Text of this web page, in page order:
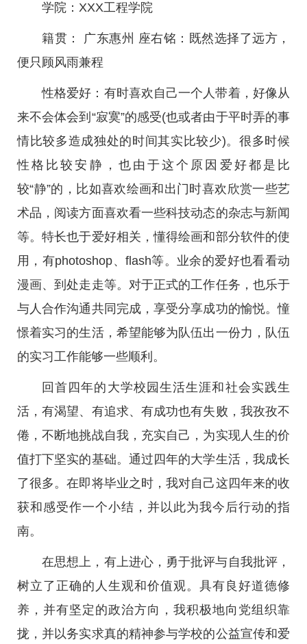
学院：XXX工程学院
籍贯： 广东惠州 座右铭：既然选择了远方，
便只顾风雨兼程
性格爱好：有时喜欢自己一个人带着，好像从
来不会体会到“寂寞”的感受(也或者由于平时弄的事
情比较多造成独处的时间其实比较少)。很多时候
性格比较安静，也由于这个原因爱好都是比
较“静”的，比如喜欢绘画和出门时喜欢欣赏一些艺
术品，阅读方面喜欢看一些科技动态的杂志与新闻
等。特长也于爱好相关，懂得绘画和部分软件的使
用，有photoshop、flash等。业余的爱好也看看动
漫画、到处走走等。对于正式的工作任务，也乐于
与人合作沟通共同完成，享受分享成功的愉悦。憧
憬着实习的生活，希望能够为队伍出一份力，队伍
的实习工作能够一些顺利。
回首四年的大学校园生活生涯和社会实践生
活，有渴望、有追求、有成功也有失败，我孜孜不
倦，不断地挑战自我，充实自己，为实现人生的价
值打下坚实的基础。通过四年的大学生活，我成长
了很多。在即将毕业之时，我对自己这四年来的收
获和感受作一个小结，并以此为我今后行动的指
南。
在思想上，有上进心，勇于批评与自我批评，
树立了正确的人生观和价值观。具有良好道德修
养，并有坚定的政治方向，我积极地向党组织靠
拢，并以务实求真的精神参与学校的公益宣传和爱